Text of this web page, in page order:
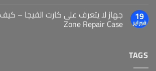
19
فبراير Zone Repair Case
TAGS